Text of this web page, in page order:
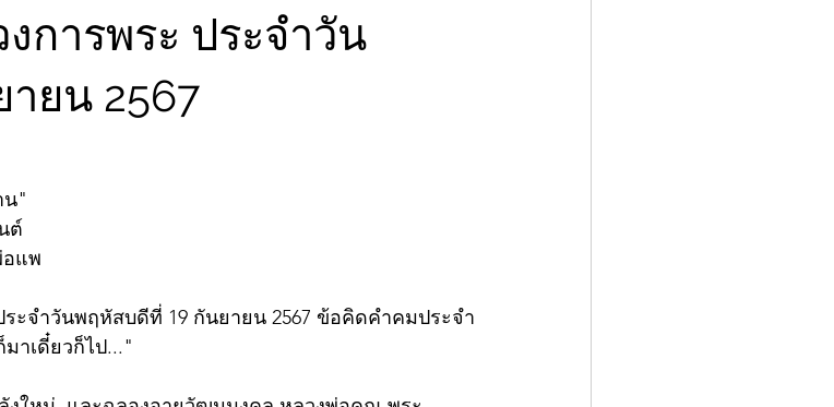
การพระ ประจำวัน
ยน 2567
น"
ต์
อแพ
ะจำวันพฤหัสบดีที่ 19 กันยายน 2567 ข้อคิดคำคมประจำ
าเดี๋ยวก็ไป..."